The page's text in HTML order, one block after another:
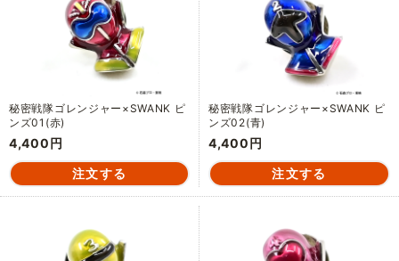
秘密戦隊ゴレンジャー×SWANK ピ
ンズ01(赤)
4,400円
秘密戦隊ゴレンジャー×SWANK ピ
ンズ02(青)
4,400円